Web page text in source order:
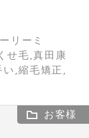
リーミ
せ毛,真田康
,縮毛矯正,
お客様